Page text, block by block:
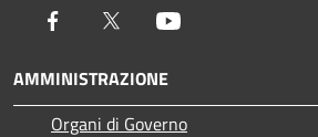
Facebook Twitter
AMMINISTRAZIONE
Organi di Governo